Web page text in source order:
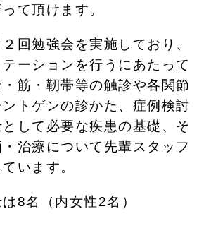
て頂けます。
回勉強会を実施しており、
ーションを行うにあたって
筋・靭帯等の触診や各関節
トゲンの診かた、症例検討
して必要な疾患の基礎、そ
治療について先輩スタッフ
います。
8名（内女性2名）